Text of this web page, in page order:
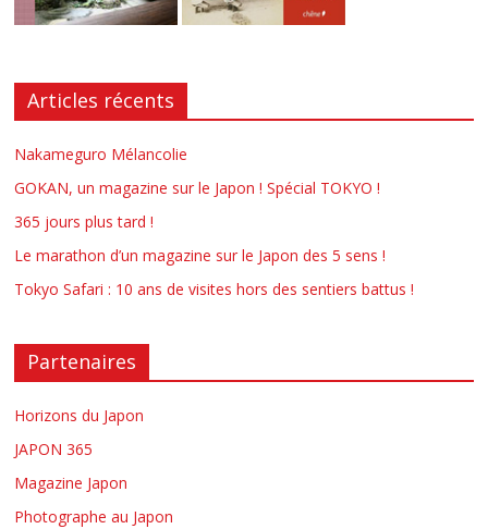
Articles récents
Nakameguro Mélancolie
GOKAN, un magazine sur le Japon ! Spécial TOKYO !
365 jours plus tard !
Le marathon d’un magazine sur le Japon des 5 sens !
Tokyo Safari : 10 ans de visites hors des sentiers battus !
Partenaires
Horizons du Japon
JAPON 365
Magazine Japon
Photographe au Japon